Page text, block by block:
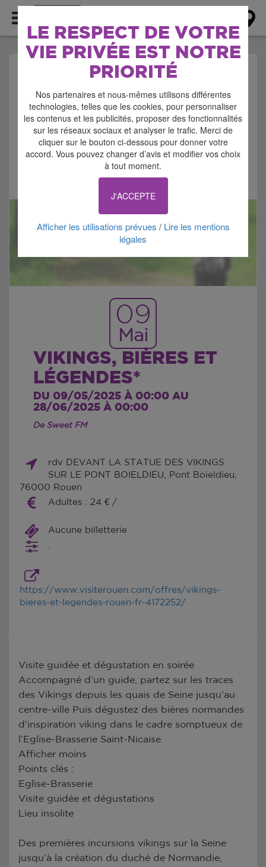
LE RESPECT DE VOTRE
VIE PRIVÉE EST NOTRE
PRIORITÉ
Nos partenaires et nous-mêmes utilisons différentes
technologies, telles que les cookies, pour personnaliser
les contenus et les publicités, proposer des fonctionnalités
sur les réseaux sociaux et analyser le trafic. Merci de
cliquer sur le bouton ci-dessous pour donner votre
accord. Vous pouvez changer d’avis et modifier vos choix
à tout moment.
J'ACCEPTE
Afficher les utilisations prévues / Lire les mentions
légales
AGENDA > DÉTENTE -
BALADE - RANDOS
09
Mai
VIKINGS, BIÈRES ET
LÉGENDES*
DU 09/05/2025 À 00:00 AU
28/06/2025 À 00:00
De Sweet FM
rdv DEVANT LA STATUE DES VIKINGS
SUR LE PONT BOIELDIEU, Pont Boieldieu,
76000 Rouen
Adultes : 24 € /
Aucune billetterie
https://www.visiterouen.com/offres/vikings-
bieres-et-legendes-rouen-fr-4172252/
Visite guidée et dégustation en soirée
Accompagné d’un guide, partez sur les traces
des Vikings depuis les quais de Seine jusqu’au
centre-ville Puis dégustez des bières normandes
d'inspiration viking dans le cadre somptueux de
l’Eglise-Brasserie Saint-Nicaise.
Afficher moins
Points clés :
Eglise-Brasserie
Visite guidée et dégustations
Lieu insolite
Des premières incursions vikings sur la Seine
jusqu’à la création du duché de Normandie,